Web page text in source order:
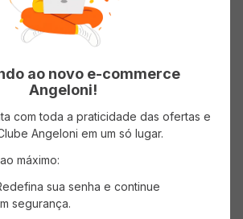
escrever uma avaliação.
ao novo e-commerce
Angeloni!
com toda a praticidade das ofertas e
Angeloni em um só lugar.
máximo:
sua senha e continue
segurança.